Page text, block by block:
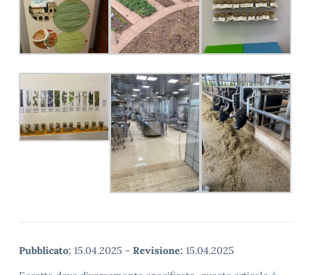
Pubblicato: 15.04.2025 - Revisione: 15.04.2025